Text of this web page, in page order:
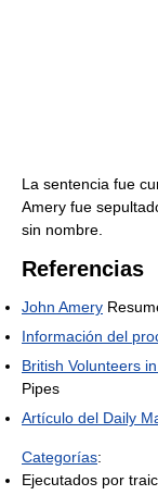
La sentencia fue
Amery fue
sin nombre.
Referencias
John Amery
Información del
British Volunteers
Pipes
Artículo del Daily
Categorías:
Ejecutados por